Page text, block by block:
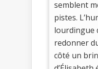
semblent
pistes.
lourdingue
redonner
côté un